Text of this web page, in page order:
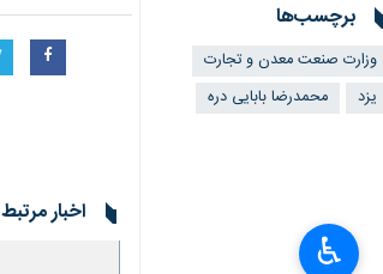
×
برچسب‌ها
وزارت صنعت معدن و تجارت
یزد
محمدرضا بابایی دره
اخبار مرتبط
♿︎